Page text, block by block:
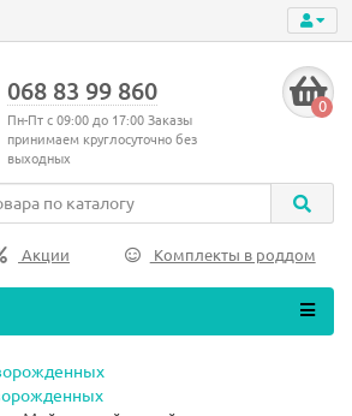
068 83 99 860
Пн-Пт с 09:00 до 17:00 Заказы
принимаем круглосуточно без
выходных
0
Акции Комплекты в роддом